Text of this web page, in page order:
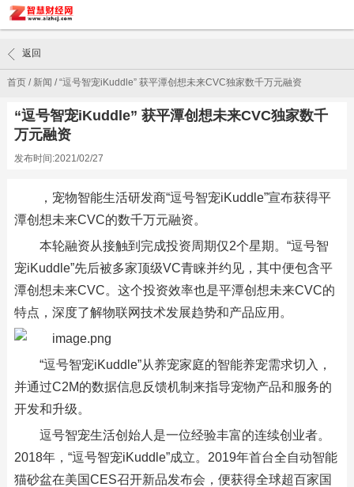
首页/ 新闻 /“逗号智宠iKuddle” 获平潭创想未来CVC独家数千万元融资
返回
“逗号智宠iKuddle” 获平潭创想未来CVC独家数千
万元融资
发布时间:2021/02/27
，宠物智能生活研发商“逗号智宠iKuddle”宣布获得平
潭创想未来CVC的数千万元融资。
本轮融资从接触到完成投资周期仅2个星期。“逗号智
宠iKuddle”先后被多家顶级VC青睐并约见，其中便包含平
潭创想未来CVC。这个投资效率也是平潭创想未来CVC的
特点，深度了解物联网技术发展趋势和产品应用。
“逗号智宠iKuddle”从养宠家庭的智能养宠需求切入，
并通过C2M的数据信息反馈机制来指导宠物产品和服务的
开发和升级。
逗号智宠生活创始人是一位经验丰富的连续创业者。
2018年，“逗号智宠iKuddle”成立。2019年首台全自动智能
猫砂盆在美国CES召开新品发布会，便获得全球超百家国